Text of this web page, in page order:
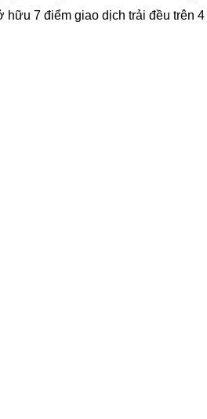
7 điểm giao dịch trải đều trên